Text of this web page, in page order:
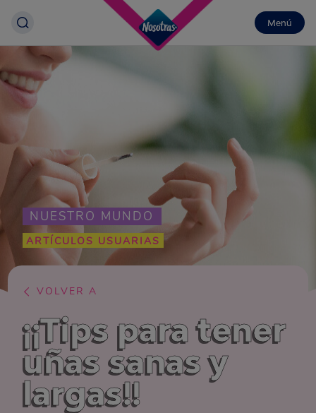
Menú
NUESTRO MUNDO
ARTÍCULOS USUARIAS
VOLVER A
¡¡Tips para tener
uñas sanas y
largas!!